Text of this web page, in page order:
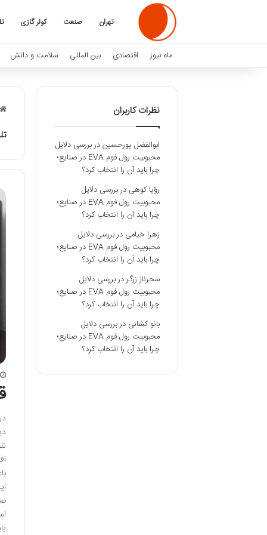
تهران صنعت کولر گازی
ماه نیوز اقتصادی بین المللی سلامت و دانش
نظرات کاربران
ابوالفضل پورحسیندربررسی دلایل
محبوبیت رول فوم EVA در صنایع؛
چرا باید آن را انتخاب کرد؟
رؤیا کوهی دربررسی دلایل
محبوبیت رول فوم EVA در صنایع؛
چرا باید آن را انتخاب کرد؟
زهرا خیامی دربررسی دلایل
محبوبیت رول فوم EVA در صنایع؛
چرا باید آن را انتخاب کرد؟
سحرناز زرگردربررسی دلایل
محبوبیت رول فوم EVA در صنایع؛
چرا باید آن را انتخاب کرد؟
بانو کشانی دربررسی دلایل
محبوبیت رول فوم EVA در صنایع؛
چرا باید آن را انتخاب کرد؟